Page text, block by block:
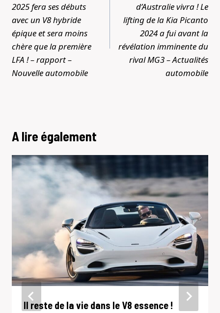
2025 fera ses débuts
avec un V8 hybride
épique et sera moins
chère que la première
LFA ! – rapport –
Nouvelle automobile
d’Australie vivra ! Le
lifting de la Kia Picanto
2024 a fui avant la
révélation imminente du
rival MG3 – Actualités
automobile
A lire également
Il reste de la vie dans le V8 essence !